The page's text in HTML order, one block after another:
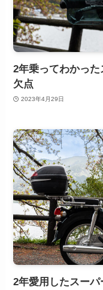
2年乗ってわかっ
欠点
2023年4月29日
2年愛用したスー